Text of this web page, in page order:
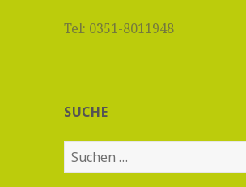
Tel: 0351-8011948
SUCHE
Suchen
nach: